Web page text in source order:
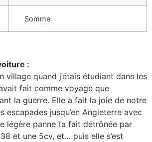
Somme
:
village quand j’étais étudiant dans les
fait comme voyage que
la guerre. Elle a fait la joie de notre
escapades jusqu’en Angleterre avec
légère panne l’a fait détrônée par
et une 5cv, et… puis elle s’est